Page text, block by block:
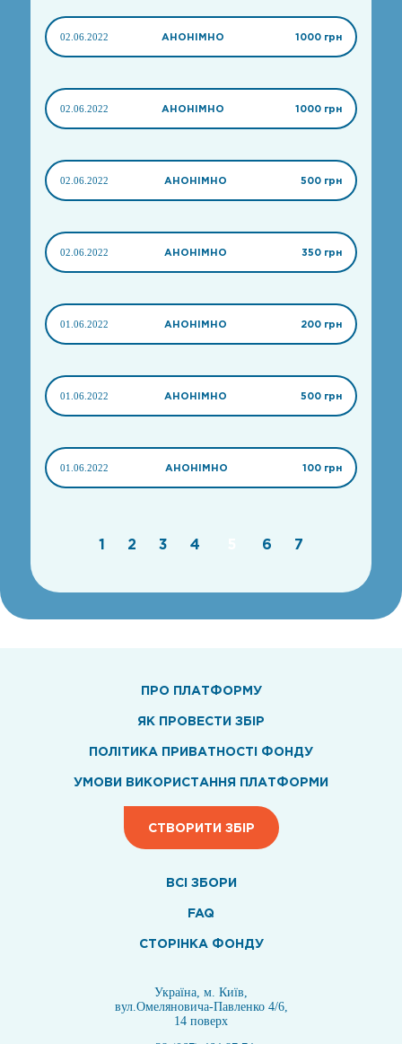
02.06.2022 АНОНІМНО 1000 грн
02.06.2022 АНОНІМНО 1000 грн
02.06.2022 АНОНІМНО 500 грн
02.06.2022 АНОНІМНО 350 грн
01.06.2022 АНОНІМНО 200 грн
01.06.2022 АНОНІМНО 500 грн
01.06.2022 АНОНІМНО 100 грн
1 2 3 4 6 7
ПРО ПЛАТФОРМУ
ЯК ПРОВЕСТИ ЗБІР
ПОЛІТИКА ПРИВАТНОСТІ ФОНДУ
УМОВИ ВИКОРИСТАННЯ ПЛАТФОРМИ
СТВОРИТИ ЗБІР
ВСI ЗБОРИ
FAQ
СТОРІНКА ФОНДУ
Україна, м. Київ,
вул.Омеляновича-Павленко 4/6,
14 поверх